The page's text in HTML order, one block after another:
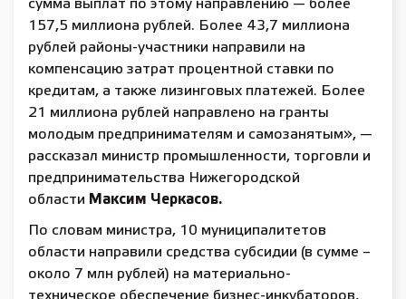
сумма выплат по этому направлению — более
157,5 миллиона рублей. Более 43,7 миллиона
рублей районы-участники направили на
компенсацию затрат процентной ставки по
кредитам, а также лизинговых платежей. Более
21 миллиона рублей направлено на гранты
молодым предпринимателям и самозанятым», —
рассказал министр промышленности, торговли и
предпринимательства Нижегородской
области Максим Черкасов.
По словам министра, 10 муниципалитетов
области направили средства субсидии (в сумме –
около 7 млн рублей) на материально-
техническое обеспечение бизнес-инкубаторов,